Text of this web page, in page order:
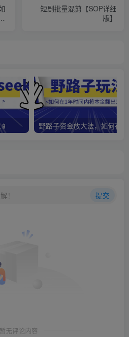
短剧批量混剪【SOP详细
版】
！ 提交
暂无评论内容